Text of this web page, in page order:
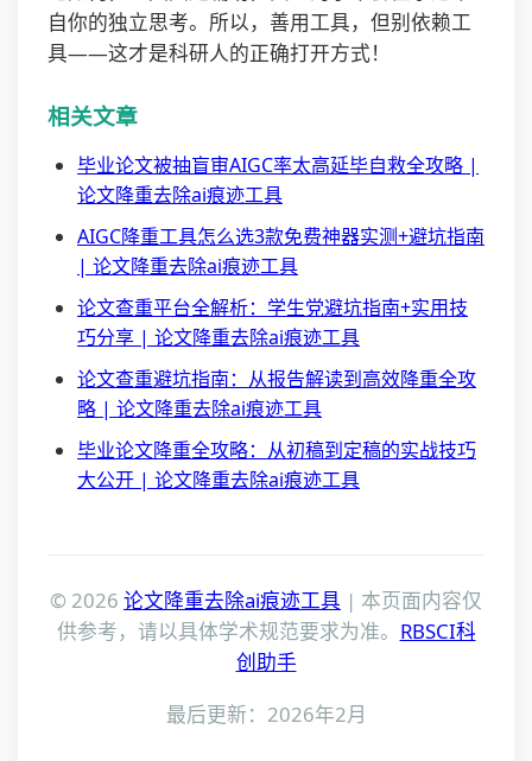
自你的独立思考。所以，善用工具，但别依赖工
具——这才是科研人的正确打开方式！
相关文章
毕业论文被抽盲审AIGC率太高延毕自救全攻略 |
论文降重去除ai痕迹工具
AIGC降重工具怎么选3款免费神器实测+避坑指南
| 论文降重去除ai痕迹工具
论文查重平台全解析：学生党避坑指南+实用技
巧分享 | 论文降重去除ai痕迹工具
论文查重避坑指南：从报告解读到高效降重全攻
略 | 论文降重去除ai痕迹工具
毕业论文降重全攻略：从初稿到定稿的实战技巧
大公开 | 论文降重去除ai痕迹工具
© 2026 论文降重去除ai痕迹工具 | 本页面内容仅
供参考，请以具体学术规范要求为准。 RBSCI科
创助手
最后更新：2026年2月